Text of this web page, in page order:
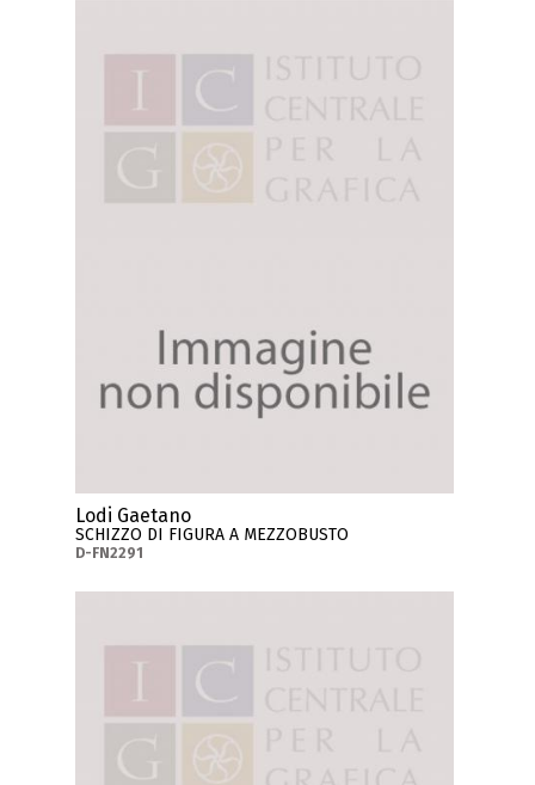
Lodi Gaetano
SCHIZZO DI FIGURA A MEZZOBUSTO
D-FN2291